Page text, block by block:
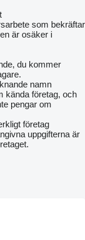
som bekräftar
är osäker i
du kommer
namn
kända företag, och
pengar om
företag
uppgifterna är